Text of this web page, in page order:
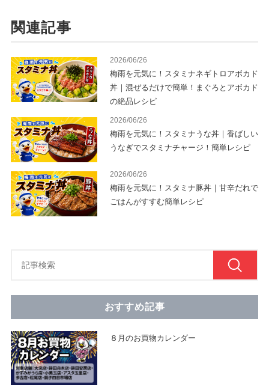
関連記事
2026/06/26
梅雨を元気に！スタミナネギトロアボカド
丼｜混ぜるだけで簡単！まぐろとアボカド
の絶品レシピ
2026/06/26
梅雨を元気に！スタミナうな丼｜香ばしい
うなぎでスタミナチャージ！簡単レシピ
2026/06/26
梅雨を元気に！スタミナ豚丼｜甘辛だれで
ごはんがすすむ簡単レシピ
おすすめ記事
８月のお買物カレンダー